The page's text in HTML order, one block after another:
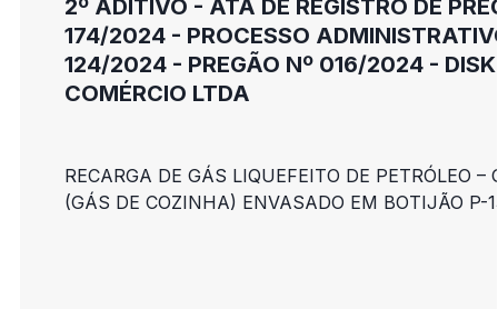
2º ADITIVO - ATA DE REGISTRO DE
174/2024 - PROCESSO
124/2024 - PREGÃO Nº 016/2024 -
COMÉRCIO LTDA
RECARGA DE GÁS LIQUEFEITO DE PETRÓLEO –
(GÁS DE COZINHA) ENVASADO EM BOTIJÃO P-